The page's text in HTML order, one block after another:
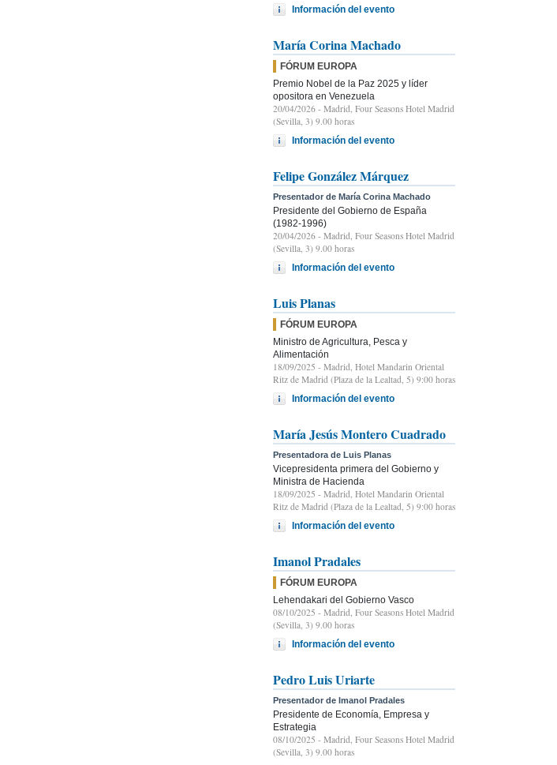
Información del evento
María Corina Machado
FÓRUM EUROPA
Premio Nobel de la Paz 2025 y líder
opositora en Venezuela
20/04/2026 - Madrid, Four Seasons Hotel Madrid
(Sevilla, 3) 9.00 horas
Información del evento
Felipe González Márquez
Presentador de María Corina Machado
Presidente del Gobierno de España
(1982-1996)
20/04/2026 - Madrid, Four Seasons Hotel Madrid
(Sevilla, 3) 9.00 horas
Información del evento
Luis Planas
FÓRUM EUROPA
Ministro de Agricultura, Pesca y
Alimentación
18/09/2025 - Madrid, Hotel Mandarin Oriental
Ritz de Madrid (Plaza de la Lealtad, 5) 9:00 horas
Información del evento
María Jesús Montero Cuadrado
Presentadora de Luis Planas
Vicepresidenta primera del Gobierno y
Ministra de Hacienda
18/09/2025 - Madrid, Hotel Mandarin Oriental
Ritz de Madrid (Plaza de la Lealtad, 5) 9:00 horas
Información del evento
Imanol Pradales
FÓRUM EUROPA
Lehendakari del Gobierno Vasco
08/10/2025 - Madrid, Four Seasons Hotel Madrid
(Sevilla, 3) 9.00 horas
Información del evento
Pedro Luis Uriarte
Presentador de Imanol Pradales
Presidente de Economía, Empresa y
Estrategia
08/10/2025 - Madrid, Four Seasons Hotel Madrid
(Sevilla, 3) 9.00 horas